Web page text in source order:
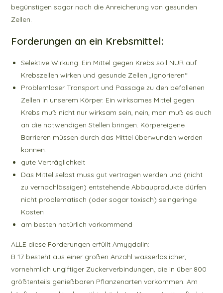
begünstigen sogar noch die Anreicherung von gesunden
Zellen.
Forderungen an ein Krebsmittel:
Selektive Wirkung: Ein Mittel gegen Krebs soll NUR auf
Krebszellen wirken und gesunde Zellen „ignorieren“
Problemloser Transport und Passage zu den befallenen
Zellen in unserem Körper. Ein wirksames Mittel gegen
Krebs muß nicht nur wirksam sein, nein, man muß es auch
an die notwendigen Stellen bringen. Körpereigene
Barrieren müssen durch das Mittel überwunden werden
können.
gute Verträglichkeit
Das Mittel selbst muss gut vertragen werden und (nicht
zu vernachlässigen) entstehende Abbauprodukte dürfen
nicht problematisch (oder sogar toxisch) seingeringe
Kosten
am besten natürlich vorkommend
ALLE diese Forderungen erfüllt Amygdalin:
B 17 besteht aus einer großen Anzahl wasserlöslicher,
vornehmlich ungiftiger Zuckerverbindungen, die in über 800
größtenteils genießbaren Pflanzenarten vorkommen. Am